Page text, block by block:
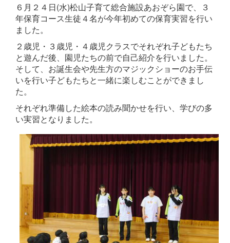
６月２４日(水)松山子育て総合施設あおぞら園で、３
年保育コース生徒４名が今年初めての保育実習を行い
ました。
２歳児・３歳児・４歳児クラスでそれぞれ子どもたち
と遊んだ後、園児たちの前で自己紹介を行いました。
そして、お誕生会や先生方のマジックショーのお手伝
いを行い子どもたちと一緒に楽しむことができまし
た。
それぞれ準備した絵本の読み聞かせを行い、学びの多
い実習となりました。